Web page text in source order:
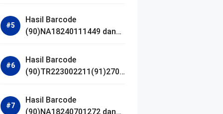
Hasil Barcode
(90)NA18240111449 dan
Hasil Barcode
(90)TR223002211(91)2701
Hasil Barcode
(90)NA18240701272 dan